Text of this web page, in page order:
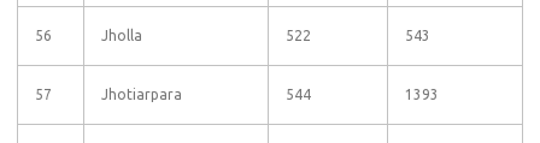
56 Jholla 522 543
57 Jhotiarpara 544 1393